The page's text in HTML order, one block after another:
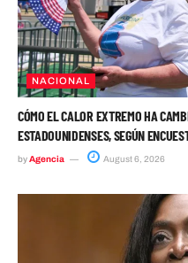
NACIONAL
CÓMO EL CALOR EXTREMO HA
ESTADOUNIDENSES, SEGÚN
byAgencia August 6, 2026